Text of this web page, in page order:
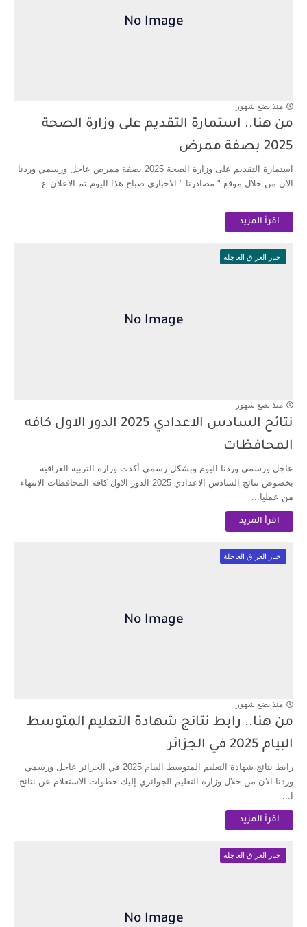
منذ بضع شهور
من هنا.. استمارة التقديم على وزارة الصحة
2025 بصفة ممرض
استمارة التقديم على وزارة الصحة 2025 بصفة ممرض عاجل ورسمي وردنا
الان من خلال موقع " مصادرنا " الاخباري صباح هذا اليوم تم الاعلان ع...
اقرأ المزيد
اخبار العراق العاجلة
منذ بضع شهور
نتائج السادس الاعدادي 2025 الدور الاول كافه
المحافظات
عاجل ورسمي وردنا اليوم وبشكل رسمي أكدت وزارة التربية العراقية
بخصوص نتائج السادس الاعدادي 2025 الدور الاول كافه المحافظات الانتهاء
من عمليا...
اقرأ المزيد
اخبار العراق العاجلة
منذ بضع شهور
من هنا.. رابط نتائج شهادة التعليم المتوسط
البيام 2025 في الجزائر
رابط نتائج شهادة التعليم المتوسط البيام 2025 في الجزائر عاجل ورسمي
وردنا الان من خلال وزارة التعليم الجوائري إليك خطوات الاستعلام عن نتائج
ا...
اقرأ المزيد
اخبار العراق العاجلة